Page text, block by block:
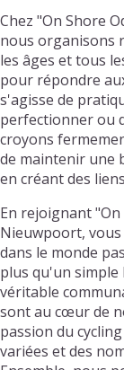
Chez "On Shore
nous organisons
les âges et tous
pour répondre
s'agisse de
perfectionner ou
croyons
de maintenir une
en créant des
En rejoignant "On
Nieuwpoort,
dans le monde
plus qu'un
véritable
sont au cœur de
passion du
variées et des